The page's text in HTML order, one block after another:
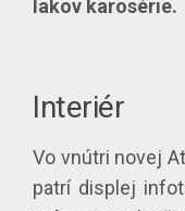
lakov karosérie.
Interiér
Vo vnútri novej
patrí displej